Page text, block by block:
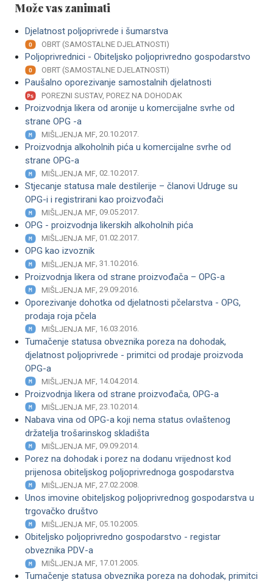
Može vas zanimati
Djelatnost poljoprivrede i šumarstva
OBRT (SAMOSTALNE DJELATNOSTI)
Poljoprivrednici - Obiteljsko poljoprivredno gospodarstvo
OBRT (SAMOSTALNE DJELATNOSTI)
Paušalno oporezivanje samostalnih djelatnosti
POREZNI SUSTAV, POREZ NA DOHODAK
Proizvodnja likera od aronije u komercijalne svrhe od
strane OPG -a
MIŠLJENJA MF, 20.10.2017.
Proizvodnja alkoholnih pića u komercijalne svrhe od
strane OPG-a
MIŠLJENJA MF, 02.10.2017.
Stjecanje statusa male destilerije – članovi Udruge su
OPG-i i registrirani kao proizvođači
MIŠLJENJA MF, 09.05.2017.
OPG - proizvodnja likerskih alkoholnih pića
MIŠLJENJA MF, 01.02.2017.
OPG kao izvoznik
MIŠLJENJA MF, 31.10.2016.
Proizvodnja likera od strane proizvođača – OPG-a
MIŠLJENJA MF , 29.09.2016.
Oporezivanje dohotka od djelatnosti pčelarstva - OPG,
prodaja roja pčela
MIŠLJENJA MF , 16.03.2016.
Tumačenje statusa obveznika poreza na dohodak,
djelatnost poljoprivrede - primitci od prodaje proizvoda
OPG-a
MIŠLJENJA MF , 14.04.2014.
Proizvodnja likera od strane proizvođača, OPG-a
MIŠLJENJA MF , 23.10.2014.
Nabava vina od OPG-a koji nema status ovlaštenog
držatelja trošarinskog skladišta
MIŠLJENJA MF , 09.09.2014.
Porez na dohodak i porez na dodanu vrijednost kod
prijenosa obiteljskog poljoprivrednoga gospodarstva
MIŠLJENJA MF , 27.02.2008.
Unos imovine obiteljskog poljoprivrednog gospodarstva u
trgovačko društvo
MIŠLJENJA MF , 05.10.2005.
Obiteljsko poljoprivredno gospodarstvo - registar
obveznika PDV-a
MIŠLJENJA MF , 17.01.2005.
Tumačenje statusa obveznika poreza na dohodak, primitci